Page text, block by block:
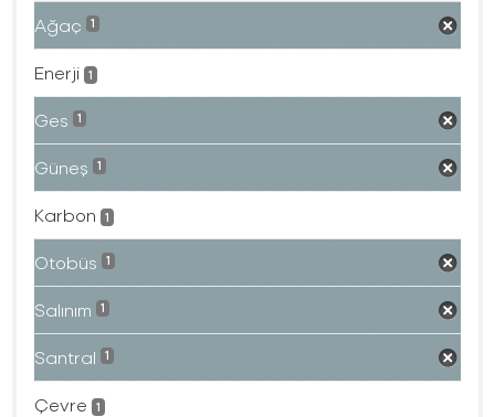
Ağaç 1
Enerji 1
Ges 1
Güneş 1
Karbon 1
Otobüs 1
Salınım 1
Santral 1
Çevre 1